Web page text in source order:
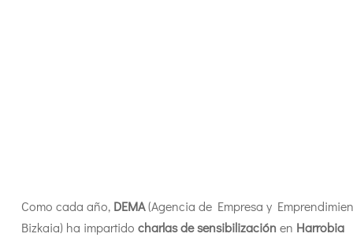
Como cada año, DEMA(Agencia de Empresa y
Bizkaia) ha impartido charlas de sensibilización en Harrobia